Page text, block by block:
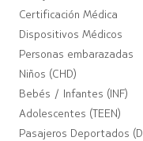
Certificación Médica
Dispositivos Médicos
Personas embarazadas
Niños (CHD)
Bebés / Infantes (INF)
Adolescentes (TEEN)
Pasajeros Deportados